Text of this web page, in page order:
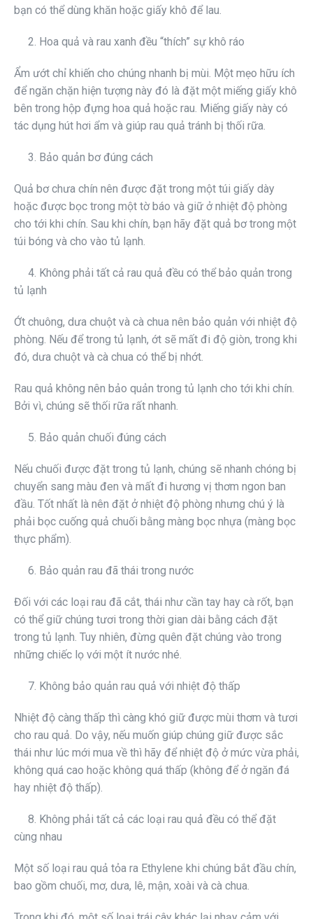
bạn có thể dùng khăn hoặc giấy khô để lau.
2. Hoa quả và rau xanh đều “thích” sự khô ráo
Ẩm ướt chỉ khiến cho chúng nhanh bị mùi. Một mẹo hữu ích
để ngăn chặn hiện tượng này đó là đặt một miếng giấy khô
bên trong hộp đựng hoa quả hoặc rau. Miếng giấy này có
tác dụng hút hơi ẩm và giúp rau quả tránh bị thối rữa.
3. Bảo quản bơ đúng cách
Quả bơ chưa chín nên được đặt trong một túi giấy dày
hoặc được bọc trong một tờ báo và giữ ở nhiệt độ phòng
cho tới khi chín. Sau khi chín, bạn hãy đặt quả bơ trong một
túi bóng và cho vào tủ lạnh.
4. Không phải tất cả rau quả đều có thể bảo quản trong
tủ lạnh
Ớt chuông, dưa chuột và cà chua nên bảo quản với nhiệt độ
phòng. Nếu để trong tủ lạnh, ớt sẽ mất đi độ giòn, trong khi
đó, dưa chuột và cà chua có thể bị nhớt.
Rau quả không nên bảo quản trong tủ lạnh cho tới khi chín.
Bởi vì, chúng sẽ thối rữa rất nhanh.
5. Bảo quản chuối đúng cách
Nếu chuối được đặt trong tủ lạnh, chúng sẽ nhanh chóng bị
chuyển sang màu đen và mất đi hương vị thơm ngon ban
đầu. Tốt nhất là nên đặt ở nhiệt độ phòng nhưng chú ý là
phải bọc cuống quả chuối bằng màng bọc nhựa (màng bọc
thực phẩm).
6. Bảo quản rau đã thái trong nước
Đối với các loại rau đã cắt, thái như cần tay hay cà rốt, bạn
có thể giữ chúng tươi trong thời gian dài bằng cách đặt
trong tủ lạnh. Tuy nhiên, đừng quên đặt chúng vào trong
những chiếc lọ với một ít nước nhé.
7. Không bảo quản rau quả với nhiệt độ thấp
Nhiệt độ càng thấp thì càng khó giữ được mùi thơm và tươi
cho rau quả. Do vậy, nếu muốn giúp chúng giữ được sắc
thái như lúc mới mua về thì hãy để nhiệt độ ở mức vừa phải,
không quá cao hoặc không quá thấp (không để ở ngăn đá
hay nhiệt độ thấp).
8. Không phải tất cả các loại rau quả đều có thể đặt
cùng nhau
Một số loại rau quả tỏa ra Ethylene khi chúng bắt đầu chín,
bao gồm chuối, mơ, dưa, lê, mận, xoài và cà chua.